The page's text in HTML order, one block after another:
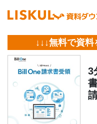
↓↓↓無料で資
3